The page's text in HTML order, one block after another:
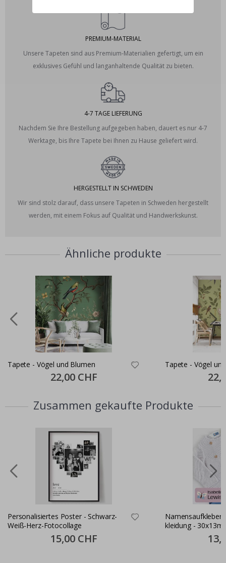
PREMIUM-MATERIAL
Unsere Tapeten sind aus Premium-Materialien gefertigt, um ein
exklusives Gefühl und langanhaltende Qualität zu bieten.
4-7 TAGE LIEFERUNG
Nachdem Sie Ihre Bestellung aufgegeben haben, dauert es nur 4-7
Werktage, bis Ihre Tapete bei Ihnen zu Hause geliefert wird.
HERGESTELLT IN SCHWEDEN
Wir sind stolz darauf, dass unsere Tapeten in Schweden hergestellt
werden, mit einem Fokus auf Qualität und Handwerkskunst.
Ähnliche produkte
Tapete - Vögel und Blumen
Special
Price
22,00 CHF
Tapete - Vögel
Price
Zusammen gekaufte Produkte
Personalisiertes Poster - Schwarz-
Weiß-Herz-Fotocollage
Special
Price
15,00 CHF
Namensaufkleber
kleidung -
Price